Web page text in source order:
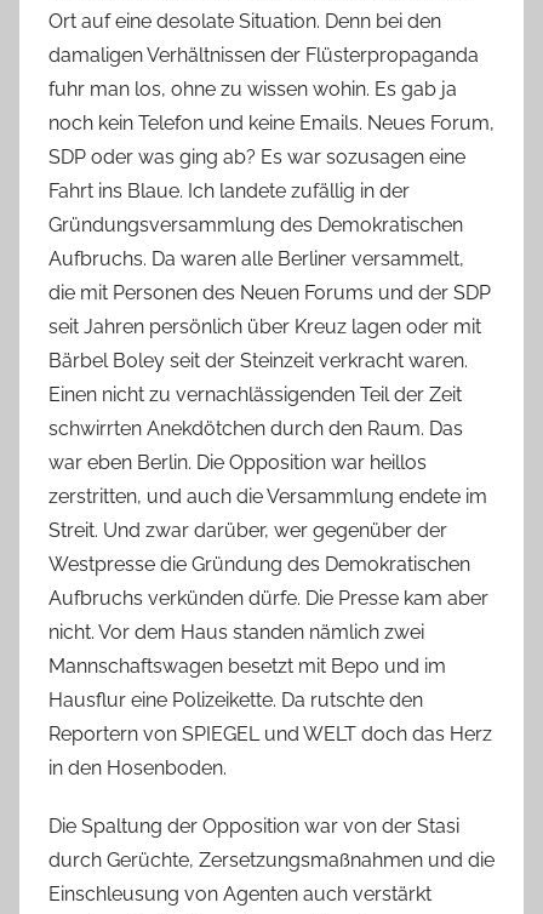
Ort auf eine desolate Situation. Denn bei den
damaligen Verhältnissen der Flüsterpropaganda
fuhr man los, ohne zu wissen wohin. Es gab ja
noch kein Telefon und keine Emails. Neues Forum,
SDP oder was ging ab? Es war sozusagen eine
Fahrt ins Blaue. Ich landete zufällig in der
Gründungsversammlung des Demokratischen
Aufbruchs. Da waren alle Berliner versammelt,
die mit Personen des Neuen Forums und der SDP
seit Jahren persönlich über Kreuz lagen oder mit
Bärbel Boley seit der Steinzeit verkracht waren.
Einen nicht zu vernachlässigenden Teil der Zeit
schwirrten Anekdötchen durch den Raum. Das
war eben Berlin. Die Opposition war heillos
zerstritten, und auch die Versammlung endete im
Streit. Und zwar darüber, wer gegenüber der
Westpresse die Gründung des Demokratischen
Aufbruchs verkünden dürfe. Die Presse kam aber
nicht. Vor dem Haus standen nämlich zwei
Mannschaftswagen besetzt mit Bepo und im
Hausflur eine Polizeikette. Da rutschte den
Reportern von SPIEGEL und WELT doch das Herz
in den Hosenboden.
Die Spaltung der Opposition war von der Stasi
durch Gerüchte, Zersetzungsmaßnahmen und die
Einschleusung von Agenten auch verstärkt